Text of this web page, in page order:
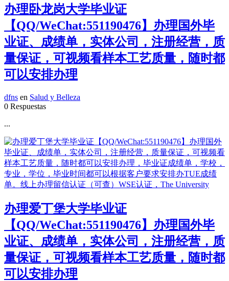
办理卧龙岗大学毕业证
【QQ/WeChat:551190476】办理国外毕
业证、成绩单，实体公司，注册经营，质
量保证，可视频看样本工艺质量，随时都
可以安排办理
dfns en Salud y Belleza
0 Respuestas
...
办理爱丁堡大学毕业证
【QQ/WeChat:551190476】办理国外毕
业证、成绩单，实体公司，注册经营，质
量保证，可视频看样本工艺质量，随时都
可以安排办理